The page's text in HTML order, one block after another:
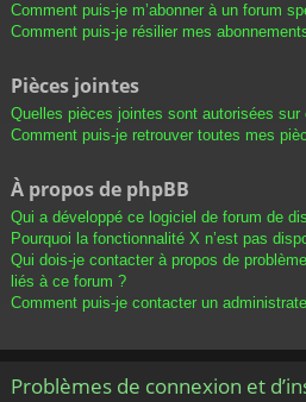
Comment puis-je m’abonner à un forum
Comment puis-je résilier mes
Pièces jointes
Quelles pièces jointes sont autorisées sur
Comment puis-je retrouver toutes mes
À propos de phpBB
Qui a développé ce logiciel de forum de
Pourquoi la fonctionnalité X n’est pas
Qui dois-je contacter à propos de
liés à ce forum ?
Comment puis-je contacter un
Problèmes de connexion et